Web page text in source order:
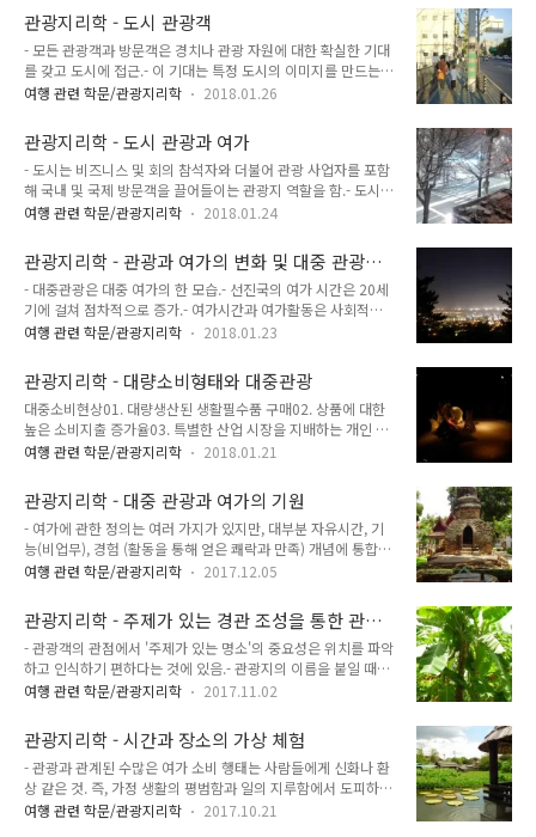
한 환경적, 사회적 영향도 있지만, 이는 더욱 조사하기 어려움.-
그..
은 매력 있는 역사 도시에 집중되었고, 1980년대까지 대도시와
산업 중심지에서는 그 중요성이 무시되었음.- 그러나 그 이후 관
광은 경제와 환경 개선에 중요 역할을 하는 것으로 인식이 개선
됨.- 국제적으로 도시 재생 기능에 영향을 미치는 관광의 역할에
대한 쟁점은 매우 중요함 -> 특히 영국 같은 국가는 관광을 통해
치적, 환경적 재생의 견인차로 관광을 이용하려는 생각은 원래
북미에서 시작.- ..
관광지리학 - 도시 관광객
- 모든 관광객과 방문객은 경치나 관광 자원에 대한 확실한 기대
를 갖고 도시에 접근.- 이 기대는 특정 도시의 이미지를 만드는
사회적 경험과 정보에 의해 형성되며, 방문객 유형에 따라 달라
게 분류하는 것이 중심 과제.- 얀선 버베크 : 도시 관광객은 도시
의 배후지 밖에 위치하는 '그들의 거주지역'과 '그들의 방문동
기'라는 두 가지 기준으로 구분할 수 있다고 발표.- 얀선 버베크
의 관점에 의하면, 관광객은 해당 도시가 아닌 지역에서 온 사람
들이기 때문에 여행 기간을 기준으로 구별.- 얀선 버베크의 방법
태를 조사할 때 자주 사용.- 흔히 설문 조사를 통해 방문객의 동
기를 밝힘. - 연구..
여행 관련 학문/관광지리학 2018.01.26
관광지리학 - 도시 관광과 여가
- 도시는 비즈니스 및 회의 참석자와 더불어 관광 사업자를 포함
해 국내 및 국제 방문객을 끌어들이는 관광지 역할을 함.- 도시에
는 관광 명소가 많고, 이런 관광 자워은 대부분 공간적으로 상당
으로 다양하게 나타남.- 첫째 방식은 도시의 성격이 규모, 입지,
기능, 역사에 따라 구별되는 매우 이질적인 것이라는 사실과 관
계됨. 나머지 다른 두 방식은 도시에 다기능적이고 다양한 시설
물이 있다는 사실과, 이런 관광 시설물은 관광객만을 위해 생산
또는 소비되는 것이 아니라 모든 이용자를 위한 것이라는 사실.-
기능은 다양하게 정의됨.- 이런 맥락에서 관광도시, 쇼핑도시, 문
화도시, 역사도시라..
여행 관련 학문/관광지리학 2018.01.24
관광지리학 - 관광과 여가의 변화 및 대중 관광의
전망
- 대중관광은 대중 여가의 한 모습.- 선진국의 여가 시간은 20세
기에 걸쳐 점차적으로 증가.- 여가시간과 여가활동은 사회적으
로 차별화되어 있고, 특히 계층, 소득, 실업 여부, 나이, 성별에 따
나, 남성들이 상대적으로 기득권을 누리는 중. - 전체 여가시간의
증가와 더불어 여가 행동에도 변화가 있음.- 거셔니, 존스 : 영국
을 대상으로 계량 분석 실시.01. 스포츠와 산책에 할당되는 시간
은 증가.02. 음악 감상, TV 시청 같은 수동적인 여가에 할애되는
시간 감소.03. 여가 형태로서 드라이브나 소풍이 차지하는 중요
들이 누렸던 낭만을 잃고 있음. - 선진국의 여가 변화에는 세 가..
여행 관련 학문/관광지리학 2018.01.23
관광지리학 - 대량소비형태와 대중관광
대중소비현상01. 대량생산된 생활필수품 구매02. 상품에 대한
높은 소비지출 증가율03. 특별한 산업 시장을 지배하는 개인 생
산자04. 소비자를 지배하는 생산자05. 유행, 계절, 특정 시장의
업이든 사기업이든 생산자 이익을 반영하는 경향) 대중관광의
주요 특징- 대중관광의 대다수 관광상품들은 대중에게 제공되어
야 함을 의미.- 관광과 관련된 소비재 지출이 증가.- 몇 개 회사가
특정 시장을 점령하고 있음.- 대중관광 생산자는 대중관광지를
새로 개발하거나 새로운 테마공원을 디자인해 새로운 관광명소
로 비슷함.- 개인여행자는 휴가 경험을 계획하기 위해 여러 관광
자원을 선택할 수 있는 ..
여행 관련 학문/관광지리학 2018.01.21
관광지리학 - 대중 관광과 여가의 기원
- 여가에 관한 정의는 여러 가지가 있지만, 대부분 자유시간, 기
능(비업무), 경험 (활동을 통해 얻은 쾌락과 만족) 개념에 통합
됨.- 현대인의 자유시간은 증대되어왔고, 이를 통해 여가가 도입
Kando : 때때로 보도되는 여가의 붐과 수십억 달러 규모의 여가
산업의 성장은 단지 대중 소비일 뿐이라 주장. - 자유시간의 증가
가 반드시 여가로 연결되는 것은 아님 -> 비합법적인 일이나 요
리, 정원 가꾸기 등 집안일이나 D.I.Y. 등 자유시간의 증가가 오히
려 '이중 노동'을 하게 할 수도 있음.- 그러나 대부분의 선진국에
보고되고 있음. - 관광 : 20세기 여가 분야에서 가장 ..
여행 관련 학문/관광지리학 2017.12.05
관광지리학 - 주제가 있는 경관 조성을 통한 관광
환경 구축
- 관광객의 관점에서 '주제가 있는 명소'의 중요성은 위치를 파악
하고 인식하기 편하다는 것에 있음.- 관광지의 이름을 붙일 때는
널리 알려져 인식하기 편하며 알기 쉬운 상징이나 표현을 자주
는 기능. - 부어스틴 : 이에 대해 광고나 미디어에서 여러 시선을
끄는 이미지 속에 자기 자신을 가두고 망상에 빠지게 하는 시스
템이라 설명.- 어리가 발전시킨 관광객 시선의 개념 : 특정 관광
객이 행동할 위치를 정해주는 사회적 활동과 기호 체계를 미리
가정.- 이러한 관광객 시전은 경관의 기표와 기의를 통해 구축되
여행 관련 학문/관광지리학 2017.11.02
관광지리학 - 시간과 장소의 가상 체험
- 관광과 관계된 수많은 여가 소비 행태는 사람들에게 신화나 환
상 같은 것. 즉, 가정 생활의 평범함과 일의 지루함에서 도피하기
를 바라는 많은 관광객들은 비현실적인 이미지를 그려내기 마
여행 관련 학문/관광지리학 2017.10.21